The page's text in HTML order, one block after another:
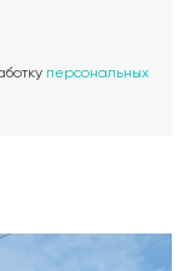
персональных